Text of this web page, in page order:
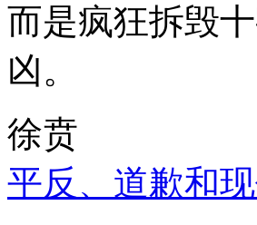
而是疯狂拆毁
凶。
徐贲
平反、道歉和